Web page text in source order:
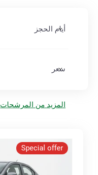
أيام الحجز
سعر
المزيد من المرشحات
Special offer